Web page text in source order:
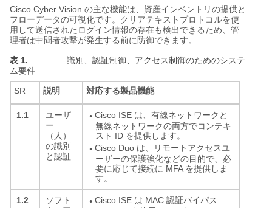
Cisco Cyber Vision の主な機能は、資産インベントリの提供と
フローデータの可視化です。クリアテキストプロトコルを使
用して送信されたログイン情報の存在も検出できるため、管
理者は中間者攻撃が発生する前に防御できます。
表 1.
識別、認証制御、アクセス制御のためのシステ
ム要件
SR 説明 対応する製品機能
1.1
ユーザ
ー
（人）
の識別
と認証
● Cisco ISE は、有線ネットワークと
無線ネットワークの両方でコンテキ
スト ID を提供します。
● Cisco Duo は、リモートアクセスユ
ーザーの保護強化などの目的で、必
要に応じて接続に MFA を提供しま
す。
1.2
ソフト
● Cisco ISE は MAC 認証バイパス